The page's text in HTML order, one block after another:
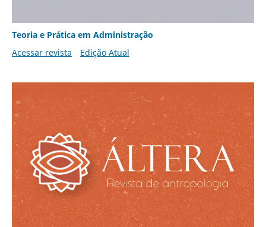
Teoria e Prática em Administração
Acessar revista
Edição Atual